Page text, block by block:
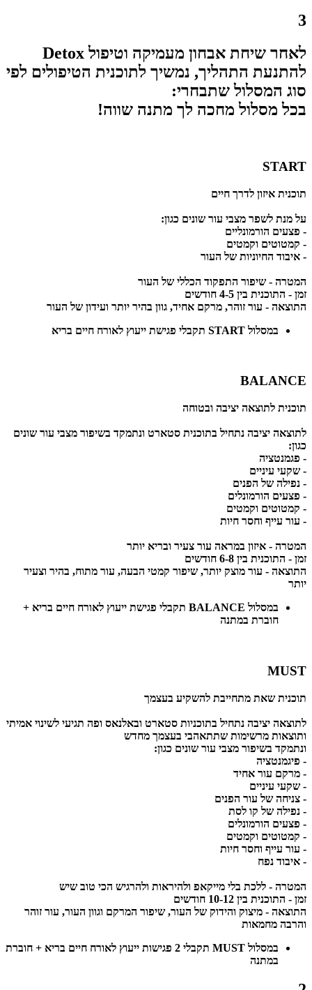
3
לאחר שיחת אבחון מעמיקה וטיפול Detox
להתנעת התהליך, נמשיך לתוכנית הטיפולים לפי
סוג המסלול שתבחרי:
בכל מסלול מחכה לך מתנה שווה!
START
תוכנית איזון לדרך חיים
על מנת לשפר מצבי עור שונים כגון:
- פצעים הורמונליים
- קמטוטים וקמטים
- איבוד החיוניות של העור
המטרה - שיפור התפקוד הכללי של העור
זמן - התוכנית בין 4-5 חודשים
התוצאה - עור זוהר, מרקם אחיד, גוון בהיר יותר ועידון של העור
במסלול START תקבלי פגישת ייעוץ לאורח חיים בריא
BALANCE
תוכנית לתוצאה יציבה ובטוחה
לתוצאה יציבה נתחיל בתוכנית סטארט ונתמקד בשיפור מצבי עור שונים
כגון:
- פגמנטציה
- שקעי עיניים
- נפילה של הפנים
- פצעים הורמונלים
- קמטוטים וקמטים
- עור עייף וחסר חיות
המטרה - איזון במראה עור צעיר ובריא יותר
זמן - התוכנית בין 6-8 חודשים
התוצאה - עור מוצק יותר, שיפור קמטי הבעה, עור מתוח, בהיר וצעיר
יותר
במסלול BALANCE תקבלי פגישת ייעוץ לאורח חיים בריא +
חוברת במתנה
MUST
תוכנית שאת מתחייבת להשקיע בעצמך
לתוצאה יציבה נתחיל בתוכניות סטארט ובאלנאס ופה תגיעי לשינוי אמיתי
ותוצאות מרשימות שתתאהבי בעצמך מחדש
ונתמקד בשיפור מצבי עור שונים כגון:
- פיגמנטציה
- מרקם עור אחיד
- שקעי עיניים
- צניחה של עור הפנים
- נפילה של קו לסת
- פצעים הורמונלים
- קמטוטים וקמטים
- עור עייף וחסר חיות
- איבוד נפח
המטרה - ללכת בלי מייקאפ ולהיראות ולהרגיש הכי טוב שיש
זמן - התוכנית בין 10-12 חודשים
התוצאה - מיצוק והידוק של העור, שיפור המרקם וגוון העור, עור זוהר
והרבה מחמאות
במסלול MUST תקבלי 2 פגישות ייעוץ לאורח חיים בריא + חוברת
במתנה